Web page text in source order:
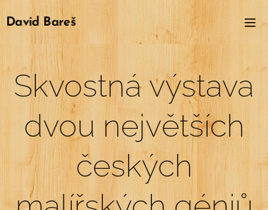
David Bareš
Skvostná výstava
dvou největších
českých